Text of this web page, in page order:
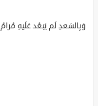
وَبِالسَعدِ لَم يَبعُد عَلَيهِ مُرامُ